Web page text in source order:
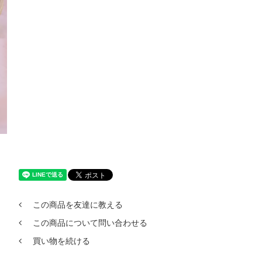
この商品を友達に教える
この商品について問い合わせる
買い物を続ける